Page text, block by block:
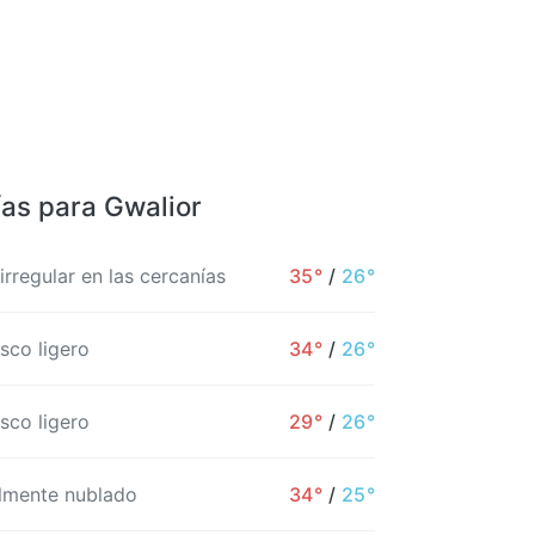
para Gwalior
en las cercanías 35° / 26°
ligero 34° / 26°
ligero 29° / 26°
nublado 34° / 25°